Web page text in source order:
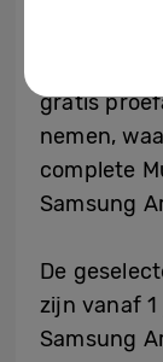
gratis
nemen,
complete
Samsung
De
zijn vanaf
Samsung